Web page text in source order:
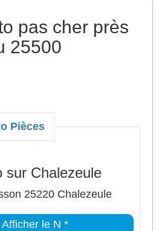
pas cher près
25500
Pièces
sur Chalezeule
25220 Chalezeule
le N *